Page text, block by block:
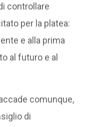
controllare
per la platea:
e alla prima
al futuro e al
comunque,
di